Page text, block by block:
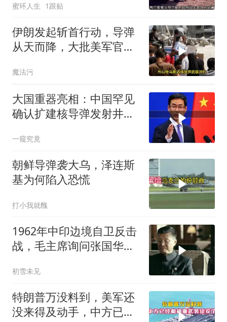
蜜环人生 1跟贴
伊朗发起斩首行动，导弹
从天而降，大批美军官被
魔法污
大国重器亮相：中国罕见
确认扩建核导弹发射井铸
一窥究竟
朝鲜导弹袭大乌，泽连斯
基为何陷入恐慌
打小我就醜
1962年中印边境自卫反击
战，毛主席询问张国华能
初雪未见
特朗普万没料到，美军还
没来得及动手，中方已经